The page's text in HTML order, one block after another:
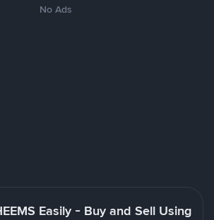
No Ads
Easily - Buy and Sell Using